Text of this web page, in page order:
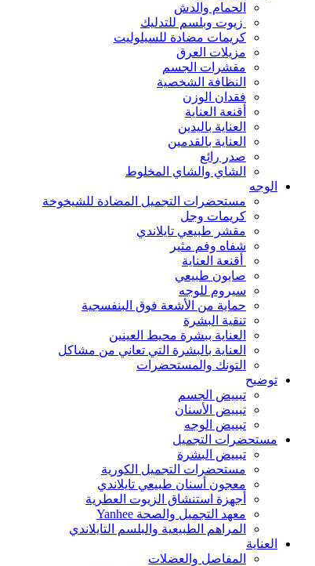
الحمام والدش
زيوت وبلسم للتدليك
كريمات مضادة للسيلوليت
مزيلات العرق
مقشرات الجسم
النظافة الشخصية
فقدان الوزن
أقنعة العناية
العناية باليدين
العناية بالقدمين
صدر رائع
الشاي والشاي المخلوط
الوجه
مستحضرات التجميل المضادة للشيخوخة
كريمات وجل
مقشر طبيعي تايلاندي
شفاه وفم مثير
أقنعة العناية
صابون طبيعي
سيروم للوجه
حماية من الأشعة فوق البنفسجية
تنقية البشرة
العناية ببشرة محيط العينين
العناية بالبشرة التي تعاني من مشاكل
التونك والمستحضرات
توضيح
تبييض الجسم
تبييض الأسنان
تبييض الوجه
مستحضرات التجميل
تبييض البشرة
مستحضرات التجميل الكورية
معجون أسنان طبيعي تايلاندي
أجهزة استنشاق الزيوت العطرية
معهد التجميل والصحة Yanhee
المراهم الطبيعية والبلسم التايلاندي
العناية
المفاصل والعضلات